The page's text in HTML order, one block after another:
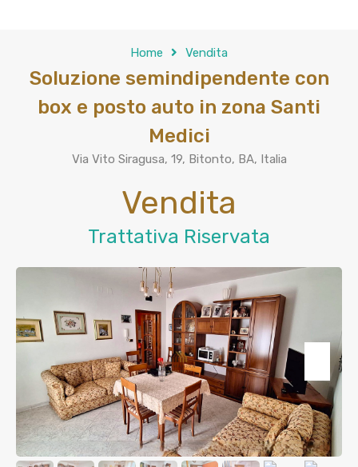
Home Vendita
Soluzione semindipendente con
box e posto auto in zona Santi
Medici
Via Vito Siragusa, 19, Bitonto, BA, Italia
Vendita
Trattativa Riservata